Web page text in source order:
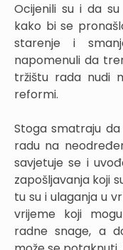
Ocijenili su i da
kako bi se
starenje i
napomenuli da
tržištu rada nudi
reformi.
Stoga smatraju
radu na
savjetuje se i
zapošljavanja koji
tu su i ulaganja u
vrijeme koji
radne snage, a